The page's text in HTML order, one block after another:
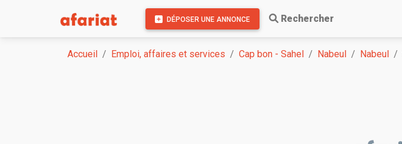
DÉPOSER UNE ANNONCE Rechercher
Accueil Emploi, affaires et services Cap bon - Sahel Nabeul Nabeul